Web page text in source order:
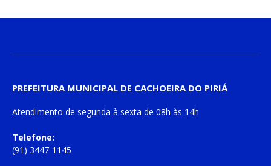
PREFEITURA MUNICIPAL DE CACHOEIRA DO PIRIÁ
Atendimento de segunda à sexta de 08h às 14h
Telefone:
(91) 3447-1145